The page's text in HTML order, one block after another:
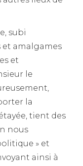
subi
et amalgames
et
le
la
tient des
nous
» et
ainsi à